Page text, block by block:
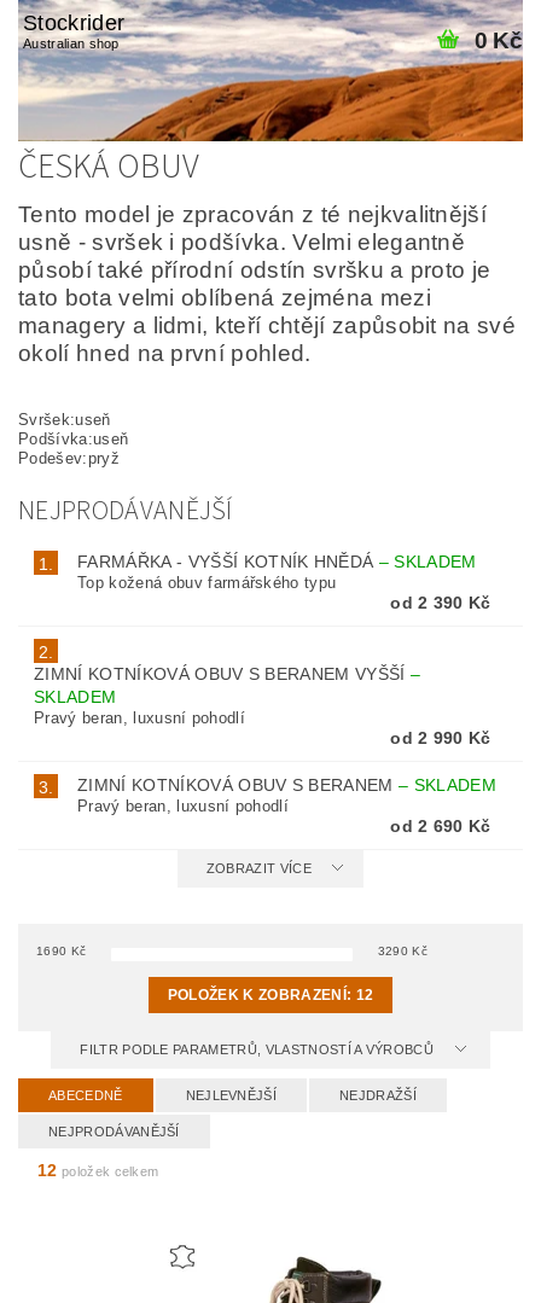
Stockrider
Australian shop 0 Kč
ČESKÁ OBUV
Tento model je zpracován z té nejkvalitnější
usně - svršek i podšívka. Velmi elegantně
působí také přírodní odstín svršku a proto je
tato bota velmi oblíbená zejména mezi
managery a lidmi, kteří chtějí zapůsobit na své
okolí hned na první pohled.
Svršek:useň
Podšívka:useň
Podešev:pryž
NEJPRODÁVANĚJŠÍ
1. FARMÁŘKA - VYŠŠÍ KOTNÍK HNĚDÁ –SKLADEM
Top kožená obuv farmářského typu
od 2 390 Kč
2.
ZIMNÍ KOTNÍKOVÁ OBUV S BERANEM VYŠŠÍ –
SKLADEM
Pravý beran, luxusní pohodlí
od 2 990 Kč
3. ZIMNÍ KOTNÍKOVÁ OBUV S BERANEM– SKLADEM
Pravý beran, luxusní pohodlí
od 2 690 Kč
ZOBRAZIT VÍCE
1690 Kč 3290 Kč
POLOŽEK K ZOBRAZENÍ: 12
FILTR PODLE PARAMETRŮ, VLASTNOSTÍ A VÝROBCŮ
ABECEDNĚ NEJLEVNĚJŠÍ NEJDRAŽŠÍ
NEJPRODÁVANĚJŠÍ
12 položek celkem